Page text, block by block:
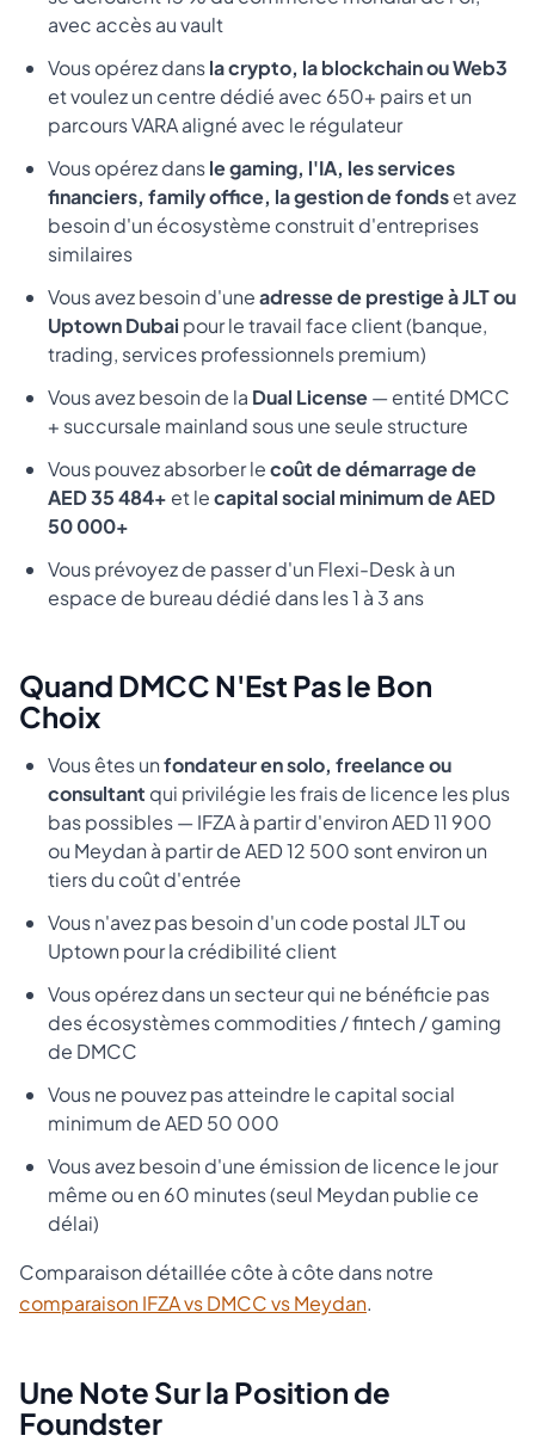
avec accès au vault
Vous opérez dansla crypto, la blockchain ou Web3
et voulez un centre dédié avec 650+ pairs et un
parcours VARA aligné avec le régulateur
Vous opérez dansle gaming, l'IA, les services
financiers, family office, la gestion de fondset avez
besoin d'un écosystème construit d'entreprises
similaires
Vous avez besoin d'uneadresse de prestige à JLT ou
Uptown Dubai pour le travail face client (banque,
trading, services professionnels premium)
Vous avez besoin de la Dual License— entité DMCC
+ succursale mainland sous une seule structure
Vous pouvez absorber lecoût de démarrage de
AED 35 484+ et lecapital social minimum de AED
50 000+
Vous prévoyez de passer d'un Flexi-Desk à un
espace de bureau dédié dans les 1 à 3 ans
Quand DMCC N'Est Pas le Bon
Choix
Vous êtes unfondateur en solo, freelance ou
consultant qui privilégie les frais de licence les plus
bas possibles — IFZA à partir d'environ AED 11 900
ou Meydan à partir de AED 12 500 sont environ un
tiers du coût d'entrée
Vous n'avez pas besoin d'un code postal JLT ou
Uptown pour la crédibilité client
Vous opérez dans un secteur qui ne bénéficie pas
des écosystèmes commodities / fintech / gaming
de DMCC
Vous ne pouvez pas atteindre le capital social
minimum de AED 50 000
Vous avez besoin d'une émission de licence le jour
même ou en 60 minutes (seul Meydan publie ce
délai)
Comparaison détaillée côte à côte dans notre
comparaison IFZA vs DMCC vs Meydan.
Une Note Sur la Position de
Foundster